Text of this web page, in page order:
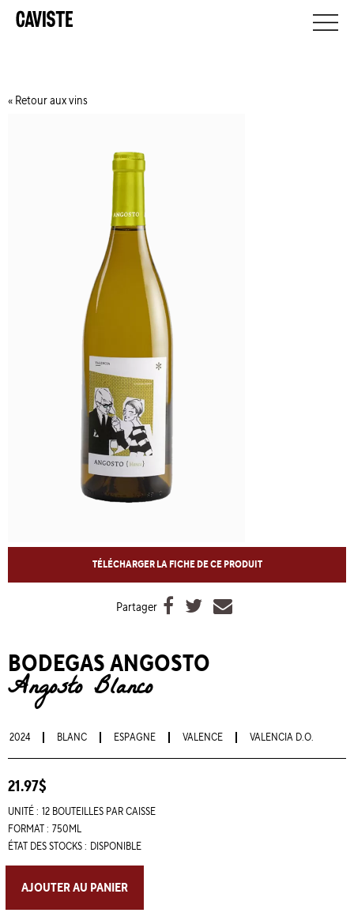
Retour aux vins
TÉLÉCHARGER LA FICHE DE CE PRODUIT
Partager   
BODEGAS ANGOSTO
Angosto Blanco
2024 BLANC ESPAGNE VALENCE VALENCIA D.O.
21.97$
UNITÉ : 12 BOUTEILLES PAR CAISSE
FORMAT : 750ML
ÉTAT DES STOCKS : DISPONIBLE
AJOUTER AU PANIER